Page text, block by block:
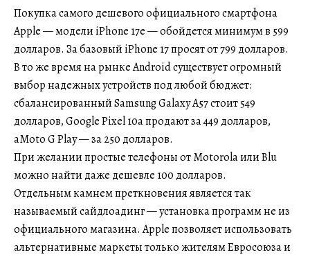
Покупка самого дешевого официального смартфона
Apple — модели iPhone 17e — обойдется минимум в 599
долларов. За базовый iPhone 17 просят от 799 долларов.
В то же время на рынке Android существует огромный
выбор надежных устройств под любой бюджет:
сбалансированный Samsung Galaxy A57 стоит 549
долларов, Google Pixel 10a продают за 449 долларов,
аMoto G Play — за 250 долларов.
При желании простые телефоны от Motorola или Blu
можно найти даже дешевле 100 долларов.
Отдельным камнем преткновения является так
называемый сайдлоадинг — установка программ не из
официального магазина. Apple позволяет использовать
альтернативные маркеты только жителям Евросоюза и